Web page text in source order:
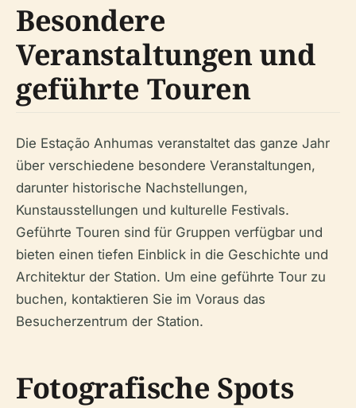
Besondere
Veranstaltungen und
geführte Touren
Die Estação Anhumas veranstaltet das ganze Jahr
über verschiedene besondere Veranstaltungen,
darunter historische Nachstellungen,
Kunstausstellungen und kulturelle Festivals.
Geführte Touren sind für Gruppen verfügbar und
bieten einen tiefen Einblick in die Geschichte und
Architektur der Station. Um eine geführte Tour zu
buchen, kontaktieren Sie im Voraus das
Besucherzentrum der Station.
Fotografische Spots